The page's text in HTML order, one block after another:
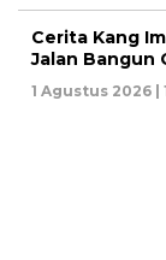
Cerita Kang
Jalan Bangun
1 Agustus 2026 |